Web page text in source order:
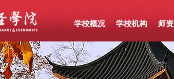
学校概况 学校机构 师